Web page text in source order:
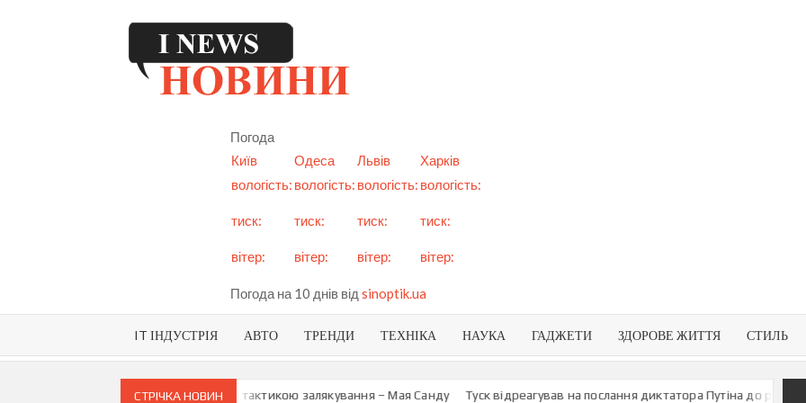
Погода
Київ
Одеса Львів
Харків
вологість:
тиск:
вітер:
вологість:
тиск:
вітер:
вологість:
тиск:
вітер:
вологість:
тиск:
вітер:
Погода на 10 днів від sinoptik.ua
IT ІНДУСТРІЯ АВТО ТРЕНДИ ТЕХНІКА НАУКА ГАДЖЕТИ ЗДОРОВЕ ЖИТТЯ СТИЛЬ
СТРІЧКА НОВИН
анексію Придністров’я є тактикою залякування – Мая Санду Туск відреагував на послання диктатора Путіна до росіян У